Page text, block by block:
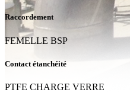
Raccordement
FEMELLE BSP
Contact étanchéité
PTFE CHARGE VERRE